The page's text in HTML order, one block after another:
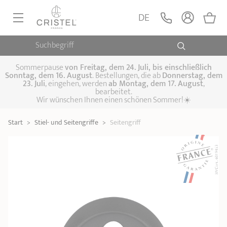
Suchbegriff
DE
PFANNEN, SAUTEUSEN
Pfannen Sauteusen Crêpepfannen
KOCHTÖPFE, SCHMORTÖPFE
Kochtöpfe Schmortöpfe,
Fleischtöpfe
DAMFPAUFSÄTZE
KÜCHENHELFER
SPEZIELLE KÜCHENUTENSILIEN
Plancha-
Espressokocher
Stiel- und
Sommerpausevon Freitag, dem 24. Juli, bis einschließlich
Sonntag, dem 16. August. Bestellungen, die abDonnerstag, dem
23. Juli, eingehen, werdenab Montag, dem 17. August,
bearbeitet.
Wir wünschen Ihnen einen schönen Sommer!☀️
Start > Stiel- und Seitengriffe > Seitengriff
Schwarz
Mutine 17,90 € LEGEN